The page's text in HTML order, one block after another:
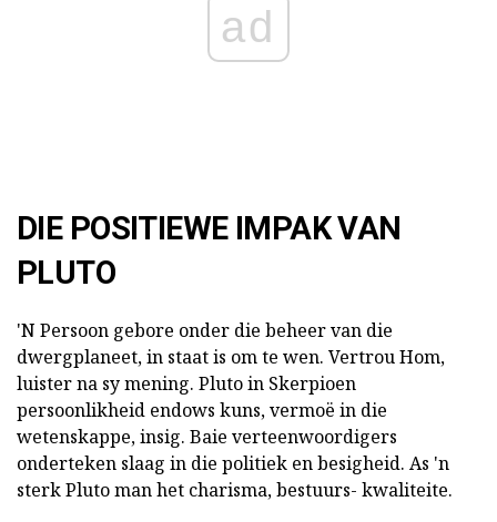
ad
DIE POSITIEWE IMPAK VAN
PLUTO
'N Persoon gebore onder die beheer van die
dwergplaneet, in staat is om te wen. Vertrou Hom,
luister na sy mening. Pluto in Skerpioen
persoonlikheid endows kuns, vermoë in die
wetenskappe, insig. Baie verteenwoordigers
onderteken slaag in die politiek en besigheid. As 'n
sterk Pluto man het charisma, bestuurs- kwaliteite.